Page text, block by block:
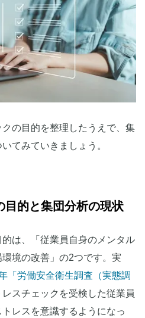
の目的を整理したうえで、集
てみていきましょう。
目的と集団分析の現状
は、「従業員自身のメンタル
境の改善」の2つです。実
「労働安全衛生調査（実態調
レスチェックを受検した従業員
レスを意識するようになっ